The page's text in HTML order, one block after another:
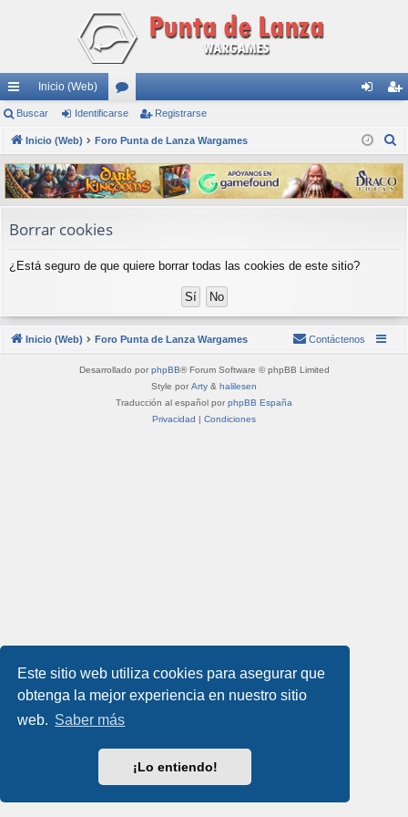
Este sitio web utiliza cookies para asegurar que
obtenga la mejor experiencia en nuestro sitio
web. Saber más
¡Lo entiendo!
nl
ac
es
rá
pi
Inicio (Web)
or
os nti
fic
ar
ist
ra
rs
Buscar Identificarse Registrarse
Inicio (Web) Foro Punta de Lanza Wargames
s
c
Borrar cookies
¿Está seguro de que quiere borrar todas las cookies de este sitio?
Inicio (Web) Foro Punta de Lanza Wargames Contáctenos
Desarrollado por phpBB® Forum Software © phpBB Limited
Style por Arty & halilesen
Traducción al español por phpBB España
Privacidad | Condiciones